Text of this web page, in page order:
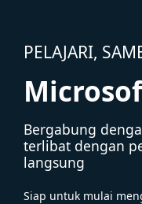
PELAJARI,
Bergabung
terlibat dengan
langsung
Siap untuk mulai